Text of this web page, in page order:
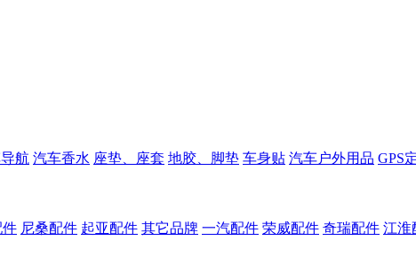
航 汽车香水 座垫、座套 地胶、脚垫 车身贴 汽车户外用品 GPS
件 尼桑配件 起亚配件 其它品牌 一汽配件 荣威配件 奇瑞配件 江淮